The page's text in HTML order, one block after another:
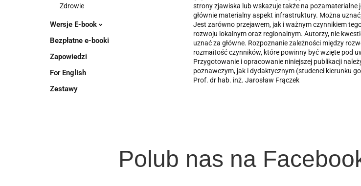
Zdrowie
Wersje E-book
Bezpłatne e-booki
Zapowiedzi
For English
Zestawy
strony zjawiska lub wskazuje także na pozamaterialne
głównie materialny aspekt infrastruktury. Można
Jest zarówno przejawem, jak i ważnym czynnikiem
rozwoju lokalnym oraz regionalnym. Autorzy, nie
uznać za główne. Rozpoznanie zależności między
rozmaitość czynników, które powinny być wzięte pod
Przygotowanie i opracowanie niniejszej publikacji
poznawczym, jak i dydaktycznym (studenci kierunku
Prof. dr hab. inż. Jarosław Frączek
Polub nas na